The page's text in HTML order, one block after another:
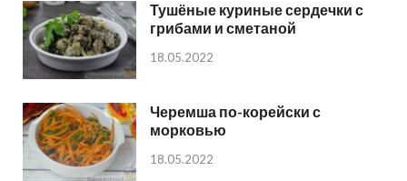
Тушёные куриные сердечки с
грибами и сметаной
18.05.2022
Черемша по-корейски с
морковью
18.05.2022